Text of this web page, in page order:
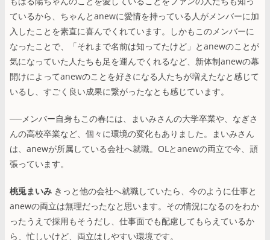
ているから、ちゃんとanewに愛情を持っている人がメンバーに加
入したことを素直に喜んでくれています。しかもこのメンバーに
なったことで、「それまで名前は知ってたけど」とanewのことが
気になっていた人たちも足を運んでくれるなど、新体制anewの幕
開けによってanewのことを好きになる人たちが増えたなと感じて
いるし、すごく良い成果に繋がったなとも感じています。
──メンバー自身もこの春には、まいみさんの大学卒業や、なぎさ
んの高校卒業など、個々に環境の変化もありました。まいみさん
は、anewが所属している会社へ就職。OLとanewの両立で今、頑
張っています。
桃兎まいみ きっと他の会社へ就職していたら、今のように仕事と
anewの両立は無理だったなと思います。その情況になるのをわか
ったうえで採用もそうだし、仕事面でも配慮してもらえているか
ら、忙しいけど、両立はしやすい環境です。